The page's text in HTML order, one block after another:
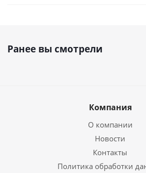
Ранее вы смотрели
Компания
О компании
Новости
Контакты
Политика обработки